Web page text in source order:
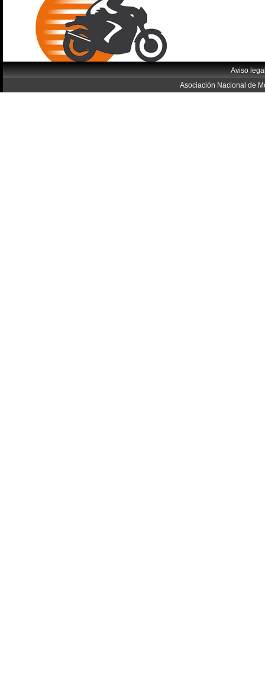
Aviso
Asociación Nacional de